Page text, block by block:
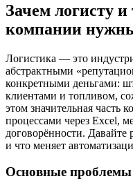
Зачем логисту
компании
Логистика — это
абстрактными
конкретными деньгами:
клиентами и топливом,
этом значительная часть
процессами через Excel,
договорённости.
и что меняет
Основные проблемы